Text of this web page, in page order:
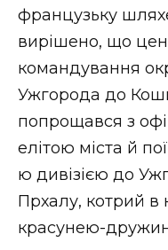
французьку
вирішено, що
командування
Ужгорода до
попрощався з
елітою міста й
ю дивізією до
Прхалу, котрий в
красунею-